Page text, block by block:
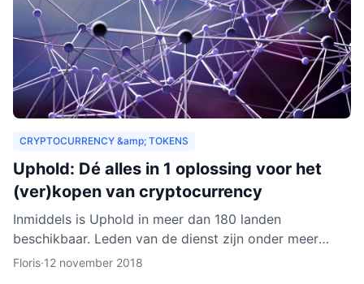
CRYPTOCURRENCY &amp; TOKENS
Uphold: Dé alles in 1 oplossing voor het
(ver)kopen van cryptocurrency
Inmiddels is Uphold in meer dan 180 landen
beschikbaar. Leden van de dienst zijn onder meer
bedrijven, ontwikkelaars, particulieren, ngo’s en non-
Floris·12 november 2018